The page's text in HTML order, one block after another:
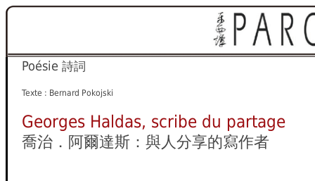
Poésie 詩詞
Texte : Bernard Pokojski
Georges Haldas, scribe du partage
喬治．阿爾達斯：與人分享的寫作者